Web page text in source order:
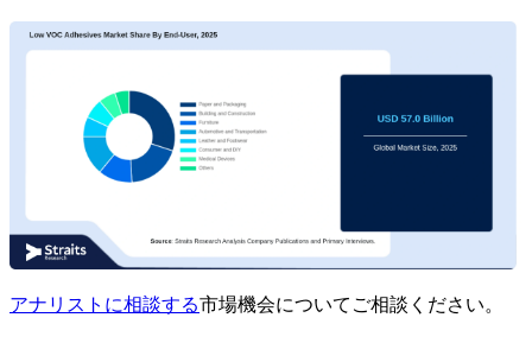
アナリストに相談する市場機会についてご相談ください。